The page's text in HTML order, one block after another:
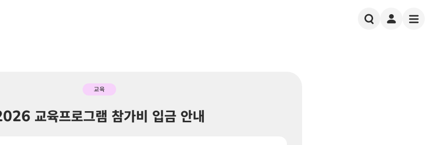
교육
교육프로그램 참가비 입금 안내